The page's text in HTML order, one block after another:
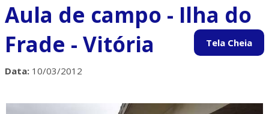
Aula de campo - Ilha do
Frade - Vitória
Data: 10/03/2012